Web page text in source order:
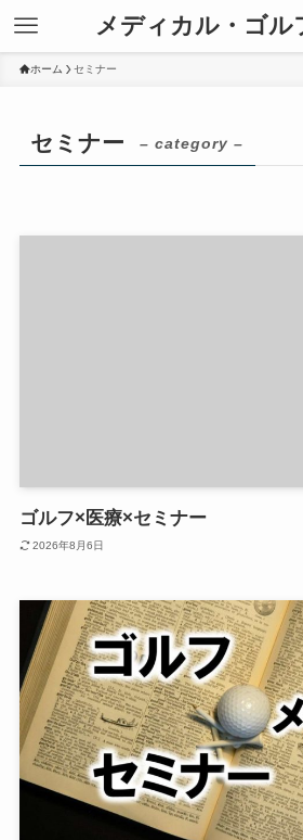
メディカル・ゴル
ホーム セミナー
セミナー – category –
ゴルフ×医療×セミナー
2026年8月6日